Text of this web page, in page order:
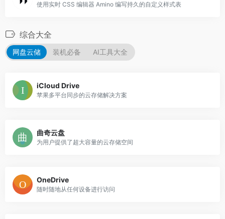
使用实时 CSS 编辑器 Amino 编写持久的自定义样式表
综合大全
网盘云储 装机必备 AI工具大全
iCloud Drive
苹果多平台同步的云存储解决方案
曲奇云盘
为用户提供了超大容量的云存储空间
OneDrive
随时随地从任何设备进行访问